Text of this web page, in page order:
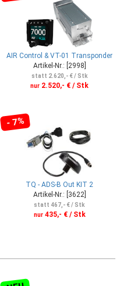
AIR Control & VT-01 Transponder
Artikel-Nr.: [2998]
statt 2.620,- € / Stk
nur 2.520,- € / Stk
- 7%
TQ - ADS-B Out KIT 2
Artikel-Nr.: [3622]
statt 467,- € / Stk
nur435,- € / Stk